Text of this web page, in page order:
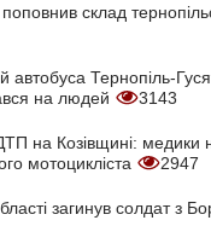
поповнив склад
автобуса Тернопіль-
на людей
3143
на Козівщині: медики
мотоцикліста
2947
загинув солдат з